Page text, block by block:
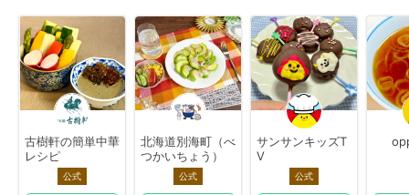
古樹軒の簡単中華
レシピ
公式
北海道別海町（べ
つかいちょう）
公式
サンサンキッズT
V
公式